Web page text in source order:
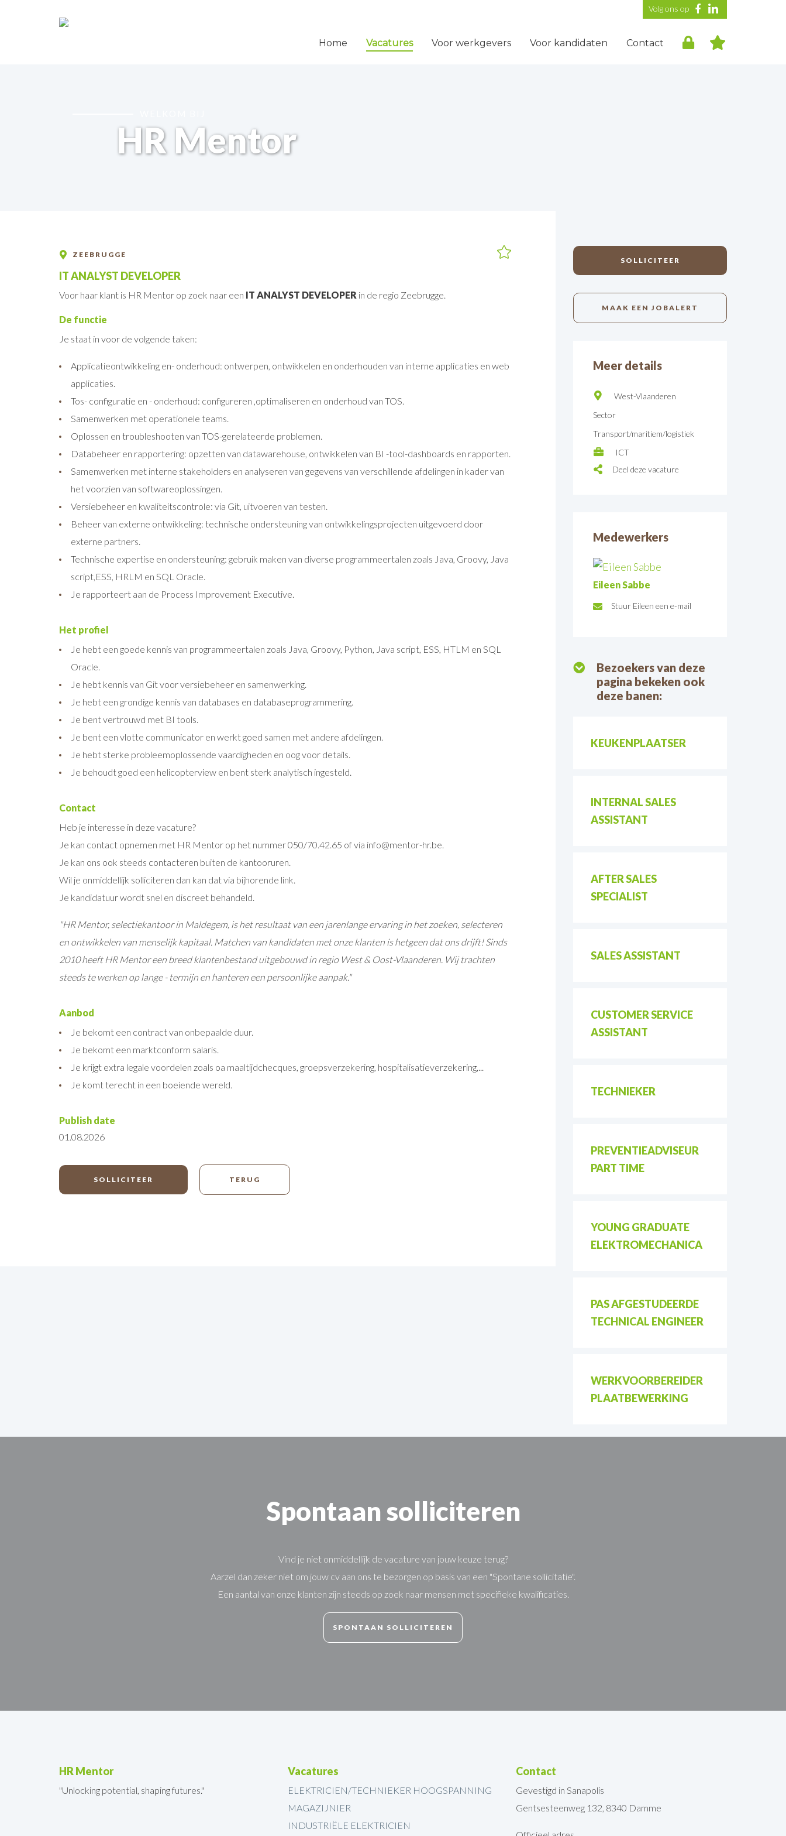
Home Vacatures Voor werkgevers Voor kandidaten Contact
Volg ons op
HR Mentor
ZEEBRUGGE
IT ANALYST DEVELOPER
Voor haar klant is HR Mentor op zoek naar een IT ANALYST DEVELOPER in de regio Zeebrugge.
De functie
Je staat in voor de volgende taken:
Applicatieontwikkeling en- onderhoud: ontwerpen, ontwikkelen en onderhouden van interne applicaties en web
applicaties.
Tos- configuratie en - onderhoud: configureren ,optimaliseren en onderhoud van TOS.
Samenwerken met operationele teams.
Oplossen en troubleshooten van TOS-gerelateerde problemen.
Databeheer en rapportering: opzetten van datawarehouse, ontwikkelen van BI -tool-dashboards en rapporten.
Samenwerken met interne stakeholders en analyseren van gegevens van verschillende afdelingen in kader van
het voorzien van softwareoplossingen.
Versiebeheer en kwaliteitscontrole: via Git, uitvoeren van testen.
Beheer van externe ontwikkeling: technische ondersteuning van ontwikkelingsprojecten uitgevoerd door
externe partners.
Technische expertise en ondersteuning: gebruik maken van diverse programmeertalen zoals Java, Groovy, Java
script,ESS, HRLM en SQL Oracle.
Je rapporteert aan de Process Improvement Executive.
Het profiel
Je hebt een goede kennis van programmeertalen zoals Java, Groovy, Python, Java script, ESS, HTLM en SQL
Oracle.
Je hebt kennis van Git voor versiebeheer en samenwerking.
Je hebt een grondige kennis van databases en databaseprogrammering.
Je bent vertrouwd met BI tools.
Je bent een vlotte communicator en werkt goed samen met andere afdelingen.
Je hebt sterke probleemoplossende vaardigheden en oog voor details.
Je behoudt goed een helicopterview en bent sterk analytisch ingesteld.
Contact
Heb je interesse in deze vacature?
Je kan contact opnemen met HR Mentor op het nummer 050/70.42.65 of via info@mentor-hr.be.
Je kan ons ook steeds contacteren buiten de kantooruren.
Wil je onmiddellijk solliciteren dan kan dat via bijhorende link.
Je kandidatuur wordt snel en discreet behandeld.
"HR Mentor, selectiekantoor in Maldegem, is het resultaat van een jarenlange ervaring in het zoeken, selecteren
en ontwikkelen van menselijk kapitaal. Matchen van kandidaten met onze klanten is hetgeen dat ons drijft! Sinds
2010 heeft HR Mentor een breed klantenbestand uitgebouwd in regio West & Oost-Vlaanderen. Wij trachten
steeds te werken op lange - termijn en hanteren een persoonlijke aanpak."
Aanbod
Je bekomt een contract van onbepaalde duur.
Je bekomt een marktconform salaris.
Je krijgt extra legale voordelen zoals oa maaltijdchecques, groepsverzekering, hospitalisatieverzekering,...
Je komt terecht in een boeiende wereld.
Publish date
01.08.2026
MAAK EEN JOBALERT
Meer details
West-Vlaanderen
Sector
Transport/maritiem/logistiek
ICT
Deel deze vacature
Medewerkers
Eileen Sabbe
Stuur Eileen een e-mail
Bezoekers van deze
pagina bekeken ook
deze banen:
KEUKENPLAATSER
INTERNAL SALES
ASSISTANT
AFTER SALES
SPECIALIST
SALES ASSISTANT
CUSTOMER SERVICE
ASSISTANT
TECHNIEKER
PREVENTIEADVISEUR
PART TIME
YOUNG GRADUATE
ELEKTROMECHANICA
PAS AFGESTUDEERDE
TECHNICAL ENGINEER
WERKVOORBEREIDER
PLAATBEWERKING
Spontaan solliciteren
Vind je niet onmiddellijk de vacature van jouw keuze terug?
Aarzel dan zeker niet om jouw cv aan ons te bezorgen op basis van een "Spontane sollicitatie".
Een aantal van onze klanten zijn steeds op zoek naar mensen met specifieke kwalificaties.
SPONTAAN SOLLICITEREN
HR Mentor
"Unlocking potential, shaping futures."
Vacatures
ELEKTRICIEN/TECHNIEKER HOOGSPANNING
MAGAZIJNIER
INDUSTRIËLE ELEKTRICIEN
Contact
Gevestigd in Sanapolis
Gentsesteenweg 132, 8340 Damme